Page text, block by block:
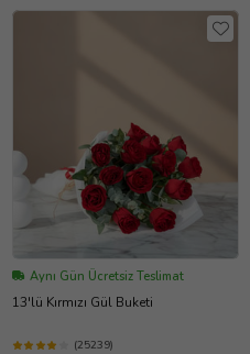
Aynı Gün Ücretsiz Teslimat
13'lü Kırmızı Gül Buketi
(25239)